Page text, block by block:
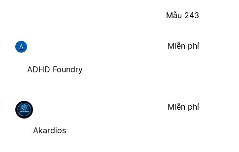
Mẫu 243
A
ADHD Foundry
Miễn phí
Akardios
Miễn phí